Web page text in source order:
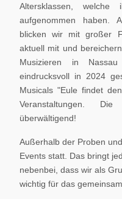
Altersklassen, welche
aufgenommen haben.
blicken wir mit großer
aktuell mit und
Musizieren in
eindrucksvoll in 2024
Musicals "Eule findet
Veranstaltungen.
überwältigend!
Außerhalb der Proben
Events statt. Das bringt
nebenbei, dass wir als
wichtig für das